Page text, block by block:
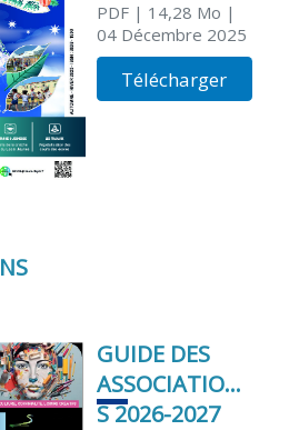
PDF| 14,28 Mo |
04 Décembre 2025
Télécharger
GUIDE DES
ASSOCIATION
S 2026-2027